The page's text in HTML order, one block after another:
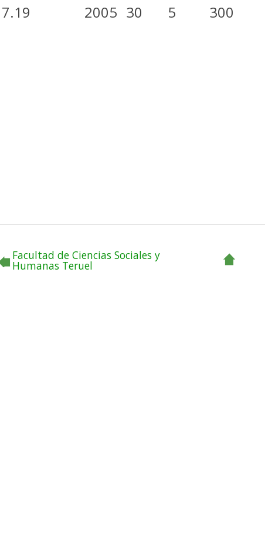
7.19 2005 30 5 300
Facultad de Ciencias Sociales y
Humanas Teruel